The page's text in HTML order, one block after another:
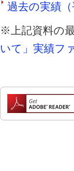
過去の実績
※上記資料の最
いて」実績フ